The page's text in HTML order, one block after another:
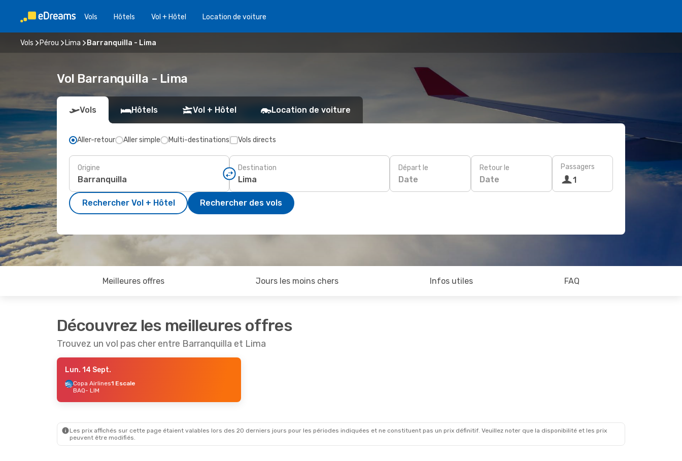
Vols Hôtels Vol + Hôtel Location de voiture
Vols Pérou Lima Barranquilla - Lima
Vol Barranquilla - Lima
Vols Hôtels Vol + Hôtel Location de voiture
Aller-retour Aller simple Multi-destinations Vols directs
Origine Destination Départ le
Date
Retour le
Date
Passagers
1
Rechercher Vol + Hôtel Rechercher des vols
Meilleures offres Jours les moins chers Infos utiles FAQ
Découvrez les meilleures offres
Trouvez un vol pas cher entre Barranquilla et Lima
Lun. 14 Sept.
Copa Airlines1 Escale
BAQ- LIM
Les prix affichés sur cette page étaient valables lors des 20 derniers jours pour les périodes indiquées et ne constituent pas un prix définitif. Veuillez noter que la disponibilité et les prix
peuvent être modifiés.